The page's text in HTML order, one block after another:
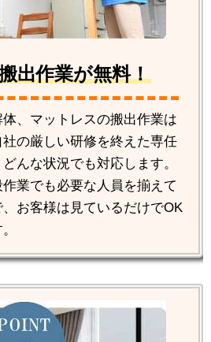
出作業が無料！
、マットレスの搬出作業は
の厳しい研修を終えた専任
んな状況でも対応します。
業でも必要な人員を揃えて
お客様は見ているだけでOK